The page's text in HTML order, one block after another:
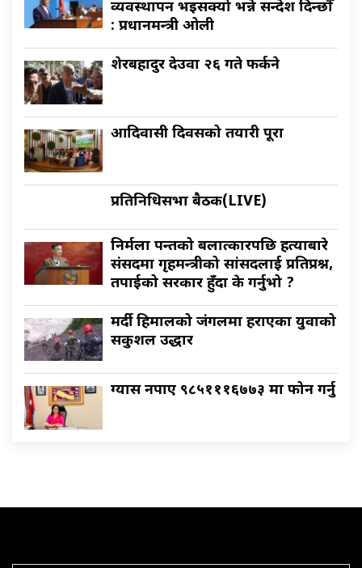
व्यवस्थापन भइसक्यो भन्ने सन्देश दिन्छौँ
: प्रधानमन्त्री ओली
शेरबहादुर देउवा २६ गते फर्कने
आदिवासी दिवसको तयारी पूरा
प्रतिनिधिसभा बैठक(LIVE)
निर्मला पन्तको बलात्कारपछि हत्याबारे
संसदमा गृहमन्त्रीको सांसदलाई प्रतिप्रश्न,
तपाईको सरकार हुँदा के गर्नुभो ?
मर्दी हिमालको जंगलमा हराएका युवाको
सकुशल उद्धार
ग्यास नपाए ९८५१११६७७३ मा फोन गर्नु